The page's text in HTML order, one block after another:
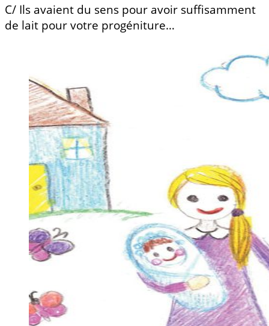
C/ Ils avaient du sens pour avoir suffisamment
de lait pour votre progéniture…